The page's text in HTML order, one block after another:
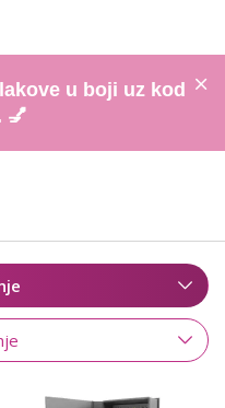
u boji uz kod
💅